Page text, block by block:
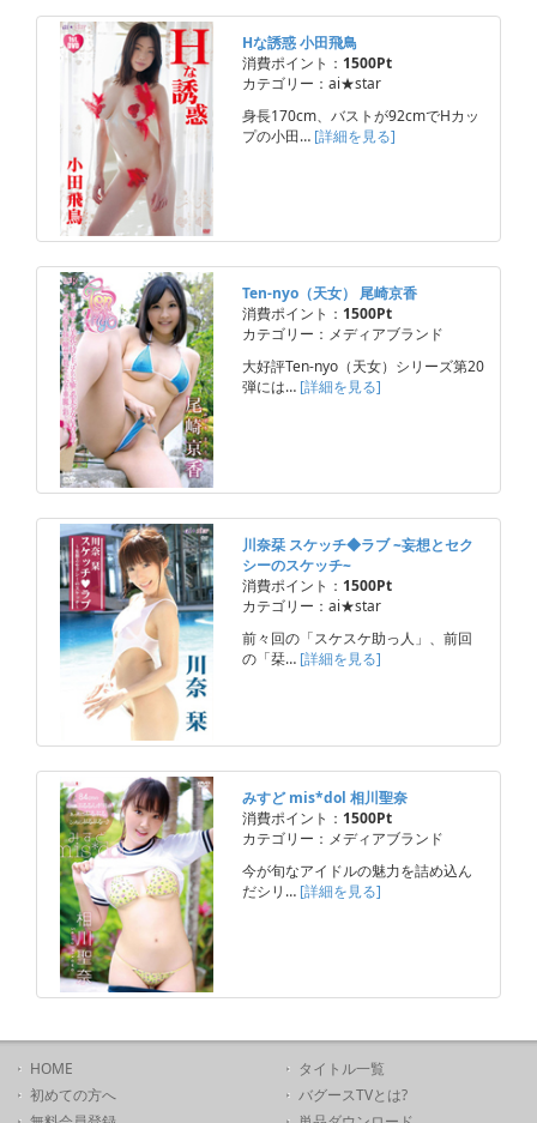
Hな誘惑 小田飛鳥
消費ポイント： 1500Pt
カテゴリー：ai★star
身長170cm、バストが92cmでHカッ
プの小田… [詳細を見る]
Ten-nyo（天女） 尾崎京香
消費ポイント： 1500Pt
カテゴリー：メディアブランド
大好評Ten-nyo（天女）シリーズ第20
弾には… [詳細を見る]
川奈栞 スケッチ◆ラブ ~妄想とセク
シーのスケッチ~
消費ポイント： 1500Pt
カテゴリー：ai★star
前々回の「スケスケ助っ人」、前回
の「栞… [詳細を見る]
みすど mis*dol 相川聖奈
消費ポイント： 1500Pt
カテゴリー：メディアブランド
今が旬なアイドルの魅力を詰め込ん
だシリ… [詳細を見る]
HOME
初めての方へ
タイトル一覧
バグースTVとは?